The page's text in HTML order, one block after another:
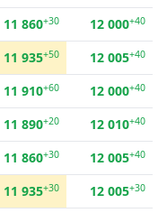
11 860+30 12 000+40
11 935+50 12 005+40
11 910+60 12 000+40
11 890+20 12 010+40
11 860+30 12 005+40
11 935+30 12 005+30